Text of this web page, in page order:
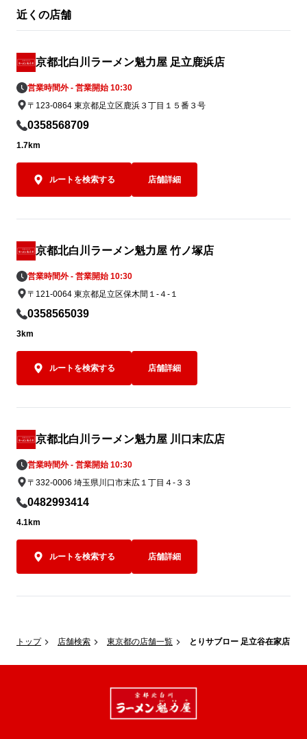
トップ 店舗検索 東京都の店舗一覧 とりサブロー 足立谷在家店
近くの店舗
京都北白川ラーメン魁力屋 足立鹿浜店
営業時間外 - 営業開始 10:30
〒123-0864 東京都足立区鹿浜３丁目１５番３号
0358568709
1.7km
ルートを検索する 店舗詳細
京都北白川ラーメン魁力屋 竹ノ塚店
営業時間外 - 営業開始 10:30
〒121-0064 東京都足立区保木間１-４-１
0358565039
3km
ルートを検索する 店舗詳細
京都北白川ラーメン魁力屋 川口末広店
営業時間外 - 営業開始 10:30
〒332-0006 埼玉県川口市末広１丁目４-３３
0482993414
4.1km
ルートを検索する 店舗詳細